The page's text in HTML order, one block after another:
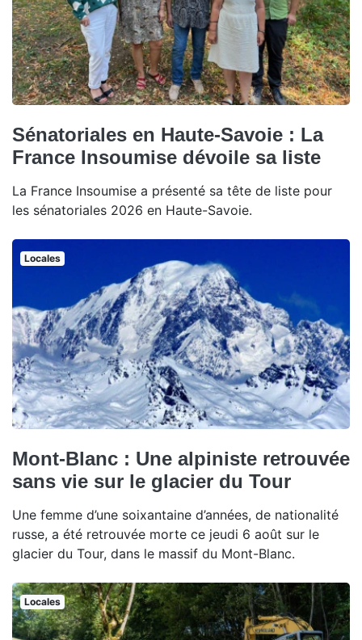
Sénatoriales en Haute-Savoie : La
France Insoumise dévoile sa liste
La France Insoumise a présenté sa tête de liste pour
les sénatoriales 2026 en Haute-Savoie.
Locales
Mont-Blanc : Une alpiniste retrouvée
sans vie sur le glacier du Tour
Une femme d’une soixantaine d’années, de nationalité
russe, a été retrouvée morte ce jeudi 6 août sur le
glacier du Tour, dans le massif du Mont-Blanc.
Locales